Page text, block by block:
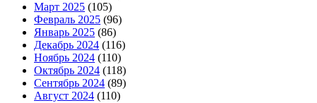
Март 2025 (105)
Февраль 2025 (96)
Январь 2025 (86)
Декабрь 2024 (116)
Ноябрь 2024 (110)
Октябрь 2024 (118)
Сентябрь 2024 (89)
Август 2024 (110)